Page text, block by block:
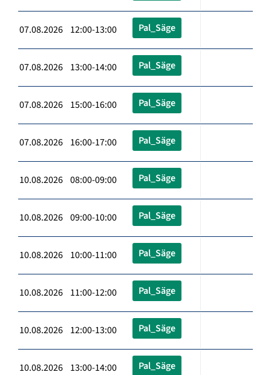
07.08.2026 12:00-13:00 Pal_Säge
07.08.2026 13:00-14:00 Pal_Säge
07.08.2026 15:00-16:00 Pal_Säge
07.08.2026 16:00-17:00 Pal_Säge
10.08.2026 08:00-09:00 Pal_Säge
10.08.2026 09:00-10:00 Pal_Säge
10.08.2026 10:00-11:00 Pal_Säge
10.08.2026 11:00-12:00 Pal_Säge
10.08.2026 12:00-13:00 Pal_Säge
10.08.2026 13:00-14:00 Pal_Säge